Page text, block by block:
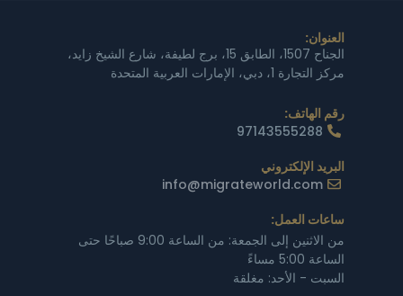
العنوان:
الجناح 1507، الطابق 15، برج لطيفة، شارع الشيخ زايد،
مركز التجارة 1، دبي، الإمارات العربية المتحدة
رقم الهاتف:
97143555288
البريد الإلكتروني
info@migrateworld.com
ساعات العمل:
من الاثنين إلى الجمعة: من الساعة 9:00 صباحًا حتى
الساعة 5:00 مساءً
السبت - الأحد: مغلقة